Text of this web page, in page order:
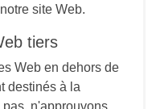
site Web.
tiers
Web en dehors de
destinés à la
n'approuvons